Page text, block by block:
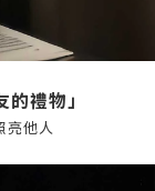
禮物」
亮他人